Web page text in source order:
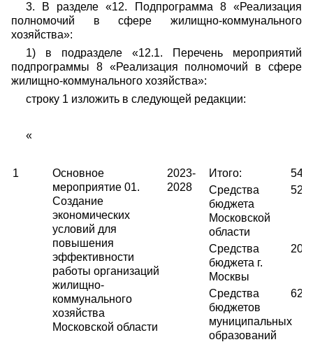
3. В разделе «12. Подпрограмма 8 «Реализация
полномочий в сфере жилищно-коммунального
хозяйства»:
1) в подразделе «12.1. Перечень мероприятий
подпрограммы 8 «Реализация полномочий в сфере
жилищно-коммунального хозяйства»:
строку 1 изложить в следующей редакции:
«
1
Основное
мероприятие 01.
Создание
экономических
условий для
повышения
эффективности
работы организаций
жилищно-
коммунального
хозяйства
Московской области
2023-
2028
Итого:
Средства
бюджета
Московской
области
Средства
бюджета г.
Москвы
Средства
бюджетов
муниципальных
образований